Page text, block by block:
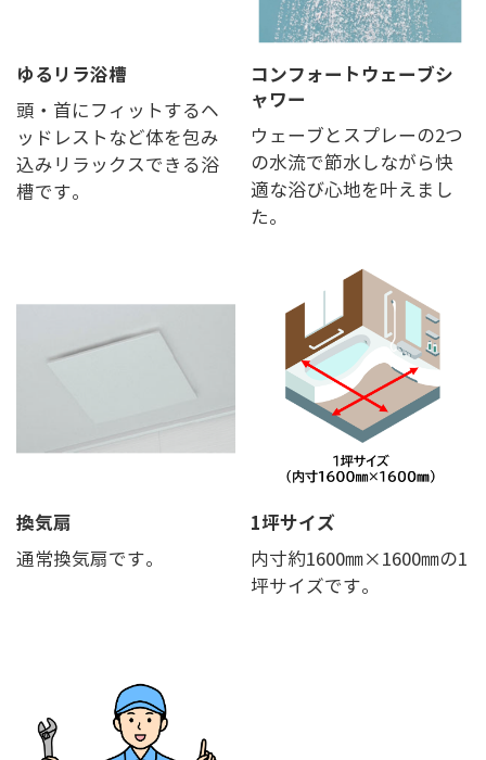
ゆるリラ浴槽
頭・首にフィットするヘ
ッドレストなど体を包み
込みリラックスできる浴
槽です。
コンフォートウェーブシ
ャワー
ウェーブとスプレーの2つ
の水流で節水しながら快
適な浴び心地を叶えまし
た。
換気扇
通常換気扇です。
1坪サイズ
内寸約1600㎜×1600㎜の1
坪サイズです。